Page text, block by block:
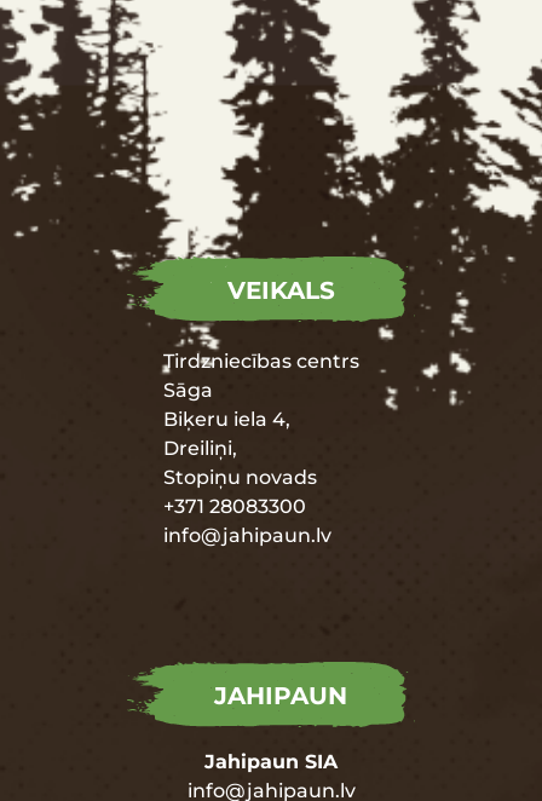
VEIKALS
Tirdzniecības centrs
Sāga
Biķeru iela 4,
Dreiliņi,
Stopiņu novads
+371 28083300
info@jahipaun.lv
JAHIPAUN
Jahipaun SIA
info@jahipaun.lv